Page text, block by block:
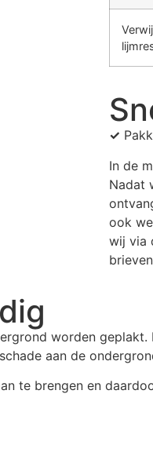
✓
In de
Nadat
ook
wij via
worden
aan de
te brengen en